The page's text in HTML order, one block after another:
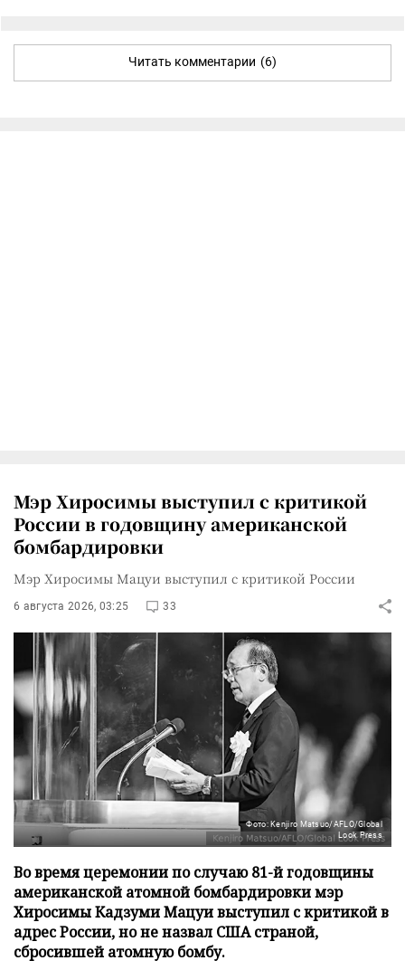
Читать комментарии (6)
Мэр Хиросимы выступил с критикой
России в годовщину американской
бомбардировки
Мэр Хиросимы Мацуи выступил с критикой России
6 августа 2026, 03:25 33
Фото: Kenjiro Matsuo/AFLO/Global
Look Press
Во время церемонии по случаю 81-й годовщины
американской атомной бомбардировки мэр
Хиросимы Кадзуми Мацуи выступил с критикой в
адрес России, но не назвал США страной,
сбросившей атомную бомбу.